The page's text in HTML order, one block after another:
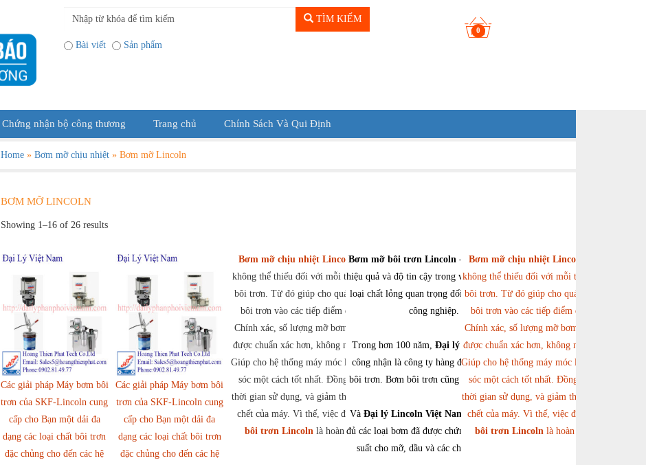
TÌM KIẾM
Bài viết Sản phẩm
0
Chứng nhận bộ công thương Trang chủ Chính Sách Và Qui Định
Home» Bơm mỡ chịu nhiệt» Bơm mỡ Lincoln
BƠM MỠ LINCOLN
Showing 1–16 of 26 results
Các giải pháp Máy bơm bôi
trơn của SKF-Lincoln cung
cấp cho Bạn một dải đa
dạng các loại chất bôi trơn
đặc chủng cho đến các hệ
Các giải pháp Máy bơm bôi
trơn của SKF-Lincoln cung
cấp cho Bạn một dải đa
dạng các loại chất bôi trơn
đặc chủng cho đến các hệ
Bơm mỡ chịu nhiệt Lincoln là phụ kiện
không thể thiếu đối với mỗi thiết bị bơm mỡ
bôi trơn. Từ đó giúp cho quá trình bơm mỡ
bôi trơn vào các tiếp điểm được tốt hơn.
Chính xác, số lượng mỡ bơm ra cũng vì thế
được chuẩn xác hơn, không nhiều, không ít.
Giúp cho hệ thống máy móc luôn được chăm
sóc một cách tốt nhất. Đồng thời, kéo dài
thời gian sử dụng, và giảm thiểu số thời gian
chết của máy. Vì thế, việc đầu tưlõi bơm
bôi trơn Lincolnlà hoàn toàn hợp lý.
Bơm mỡ bôi trơn Lincoln– Minh họa cho
hiệu quả và độ tin cậy trong việc xử lý nhiều
loại chất lỏng quan trọng đối với hoạt động
công nghiệp.
Trong hơn 100 năm, Đại lý Lincolnđược
công nhận là công ty hàng đầu về dụng cụ
bôi trơn. Bơm bôi trơn cũng không ngoại lệ
Và Đại lý Lincoln Việt Nam cung cấp đầy
đủ các loại bơm đã được chứng minh về hiệu
suất cho mỡ, dầu và các chất lỏng khác.
Bơm mỡ chịu nhiệt Lincoln
không thể thiếu đối với mỗi thiết bị bơm mỡ
bôi trơn. Từ đó giúp cho quá trình bơm mỡ
bôi trơn vào các tiếp điểm được tốt hơn.
Chính xác, số lượng mỡ bơm ra cũng vì thế
được chuẩn xác hơn, không nhiều, không ít.
Giúp cho hệ thống máy móc luôn được chăm
sóc một cách tốt nhất. Đồng thời, kéo dài
thời gian sử dụng, và giảm thiểu số thời gian
chết của máy. Vì thế, việc đầu
bôi trơn Lincolnlà hoàn toàn hợp lý.